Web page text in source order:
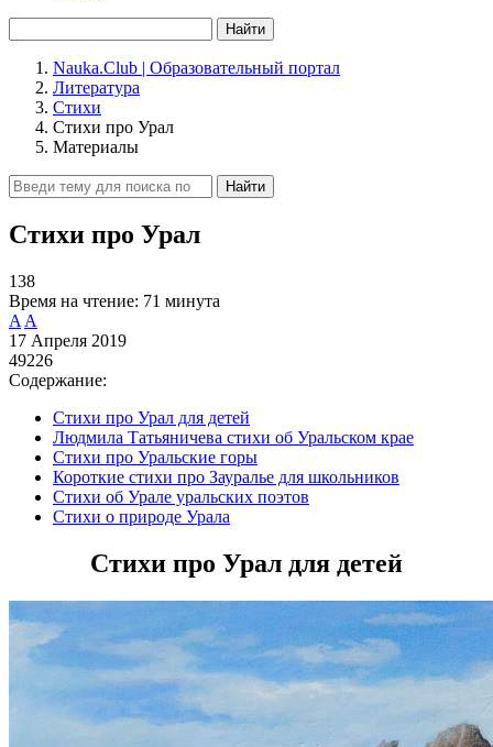
Найти
Nauka.Club | Образовательный портал
Литература
Стихи
Стихи про Урал
Материалы
Найти
Стихи про Урал
138
Время на чтение: 71 минута
A A
17 Апреля 2019
49226
Содержание:
Стихи про Урал для детей
Людмила Татьяничева стихи об Уральском крае
Стихи про Уральские горы
Короткие стихи про Зауралье для школьников
Стихи об Урале уральских поэтов
Стихи о природе Урала
Стихи про Урал для детей